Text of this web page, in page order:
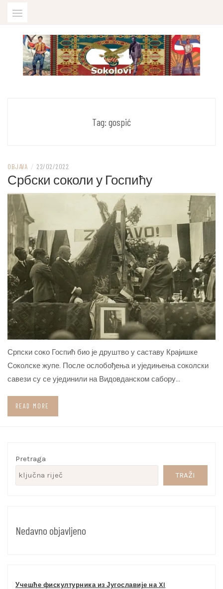
Tag: gospić
OBJAVA / 22/02/2022
Србски соколи у Госпићу
Српски соко Госпић био је друштво у саставу Крајишке
Соколске жупе. После ослобођења и уједињења соколски
савези су се ујединили на Видовданском сабору…
READ MORE
Pretraga
TRAŽI
Nedavno objavljeno
Учешће фискултурника из Југославије на XI